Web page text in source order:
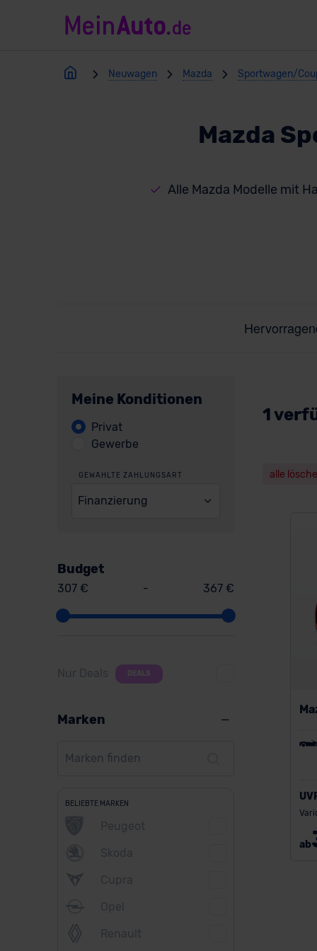
Neuwagen Mazda Sportwagen/
Mazda
Alle Mazda Modelle mit
Meine Konditionen
Privat
Gewerbe
GEWÄHLTE ZAHLUNGSART
Finanzierung
Budget
307 € - 367 €
Nur Deals DEALS
Marken
BELIEBTE MARKEN
Peugeot
Skoda
Cupra
Opel
Renault
1
alle
ab